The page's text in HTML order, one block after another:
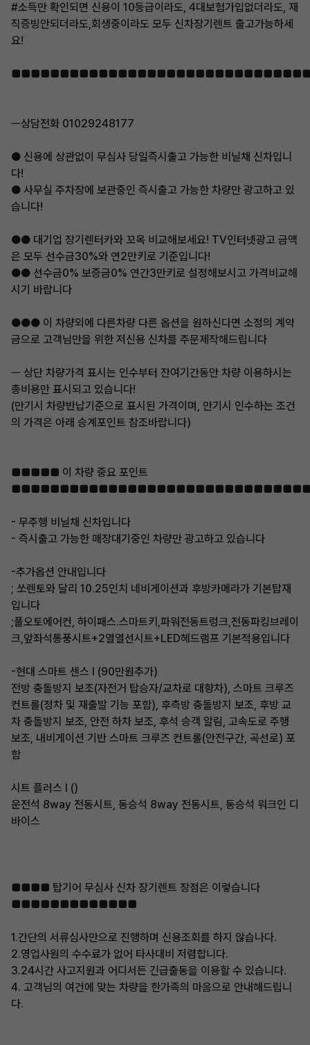
#소득만 확인되면 신용이 10등급이라도, 4대보험가입없더라도, 재
직증빙안되더라도,회생중이라도 모두 신차장기렌트 출고가능하세
요!
ㅡ상담전화 01029248177
● 신용에 상관없이 무심사 당일즉시출고 가능한 비닐채 신차입니
다!
● 사무실 주차장에 보관중인 즉시출고 가능한 차량만 광고하고 있
습니다!
●● 대기업 장기렌터카와 꼬옥 비교해보세요! TV인터넷광고 금액
은 모두 선수금30%와 연2만키로 기준입니다!
●● 선수금0% 보증금0% 연간3만키로 설정해보시고 가격비교해
시기 바랍니다
●●● 이 차량외에 다른차량 다른 옵션을 원하신다면 소정의 계약
금으로 고객님만을 위한 저신용 신차를 주문제작해드립니다
ㅡ 상단 차량가격 표시는 인수부터 잔여기간동안 차량 이용하시는
총비용만 표시되고 있습니다!
(만기시 차량반납기준으로 표시된 가격이며, 만기시 인수하는 조건
의 가격은 아래 승계포인트 참조바랍니다)
■■■■■ 이 차량 중요 포인트
- 무주행 비닐채 신차입니다
- 즉시출고 가능한 매장대기중인 차량만 광고하고 있습니다
-추가옵션 안내입니다
; 쏘렌토와 달리 10.25인치 네비게이션과 후방카메라가 기본탑재
입니다
;풀오토에어컨, 하이패스.스마트키,파워전동트렁크,전동파킹브레이
크,앞좌석통풍시트+2열열선시트+LED헤드램프 기본적용입니다
-현대 스마트 센스 I (90만원추가)
전방 충돌방지 보조(자전거 탑승자/교차로 대향차), 스마트 크루즈
컨트롤(정차 및 재출발 기능 포함), 후측방 충돌방지 보조, 후방 교
차 충돌방지 보조, 안전 하차 보조, 후석 승객 알림, 고속도로 주행
보조, 내비게이션 기반 스마트 크루즈 컨트롤(안전구간, 곡선로) 포
함
시트 플러스 I ()
운전석 8way 전동시트, 동승석 8way 전동시트, 동승석 워크인 디
바이스
■■■■ 탑기어 무심사 신차 장기렌트 장점은 이렇습니다
■■■■■■■■■■■■■
1.간단의 서류심사만으로 진행하며 신용조회를 하지 않습나다.
2.영업사원의 수수료가 없어 타사대비 저렴합니다.
3.24시간 사고지원과 어디서든 긴급출동을 이용할 수 있습니다.
4. 고객님의 여건에 맞는 차량을 한가족의 마음으로 안내해드립니
다.